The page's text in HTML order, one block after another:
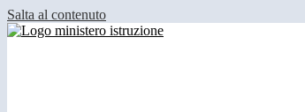
Salta al contenuto